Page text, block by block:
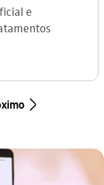
e
seta_direita